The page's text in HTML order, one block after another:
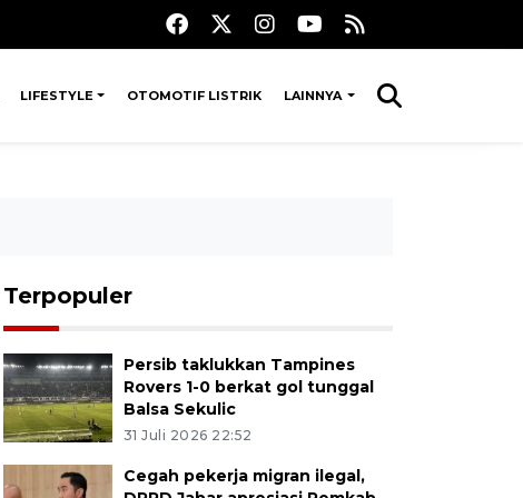
LIFESTYLE OTOMOTIF LISTRIK LAINNYA
Terpopuler
Persib taklukkan Tampines
Rovers 1-0 berkat gol tunggal
Balsa Sekulic
31 Juli 2026 22:52
Cegah pekerja migran ilegal,